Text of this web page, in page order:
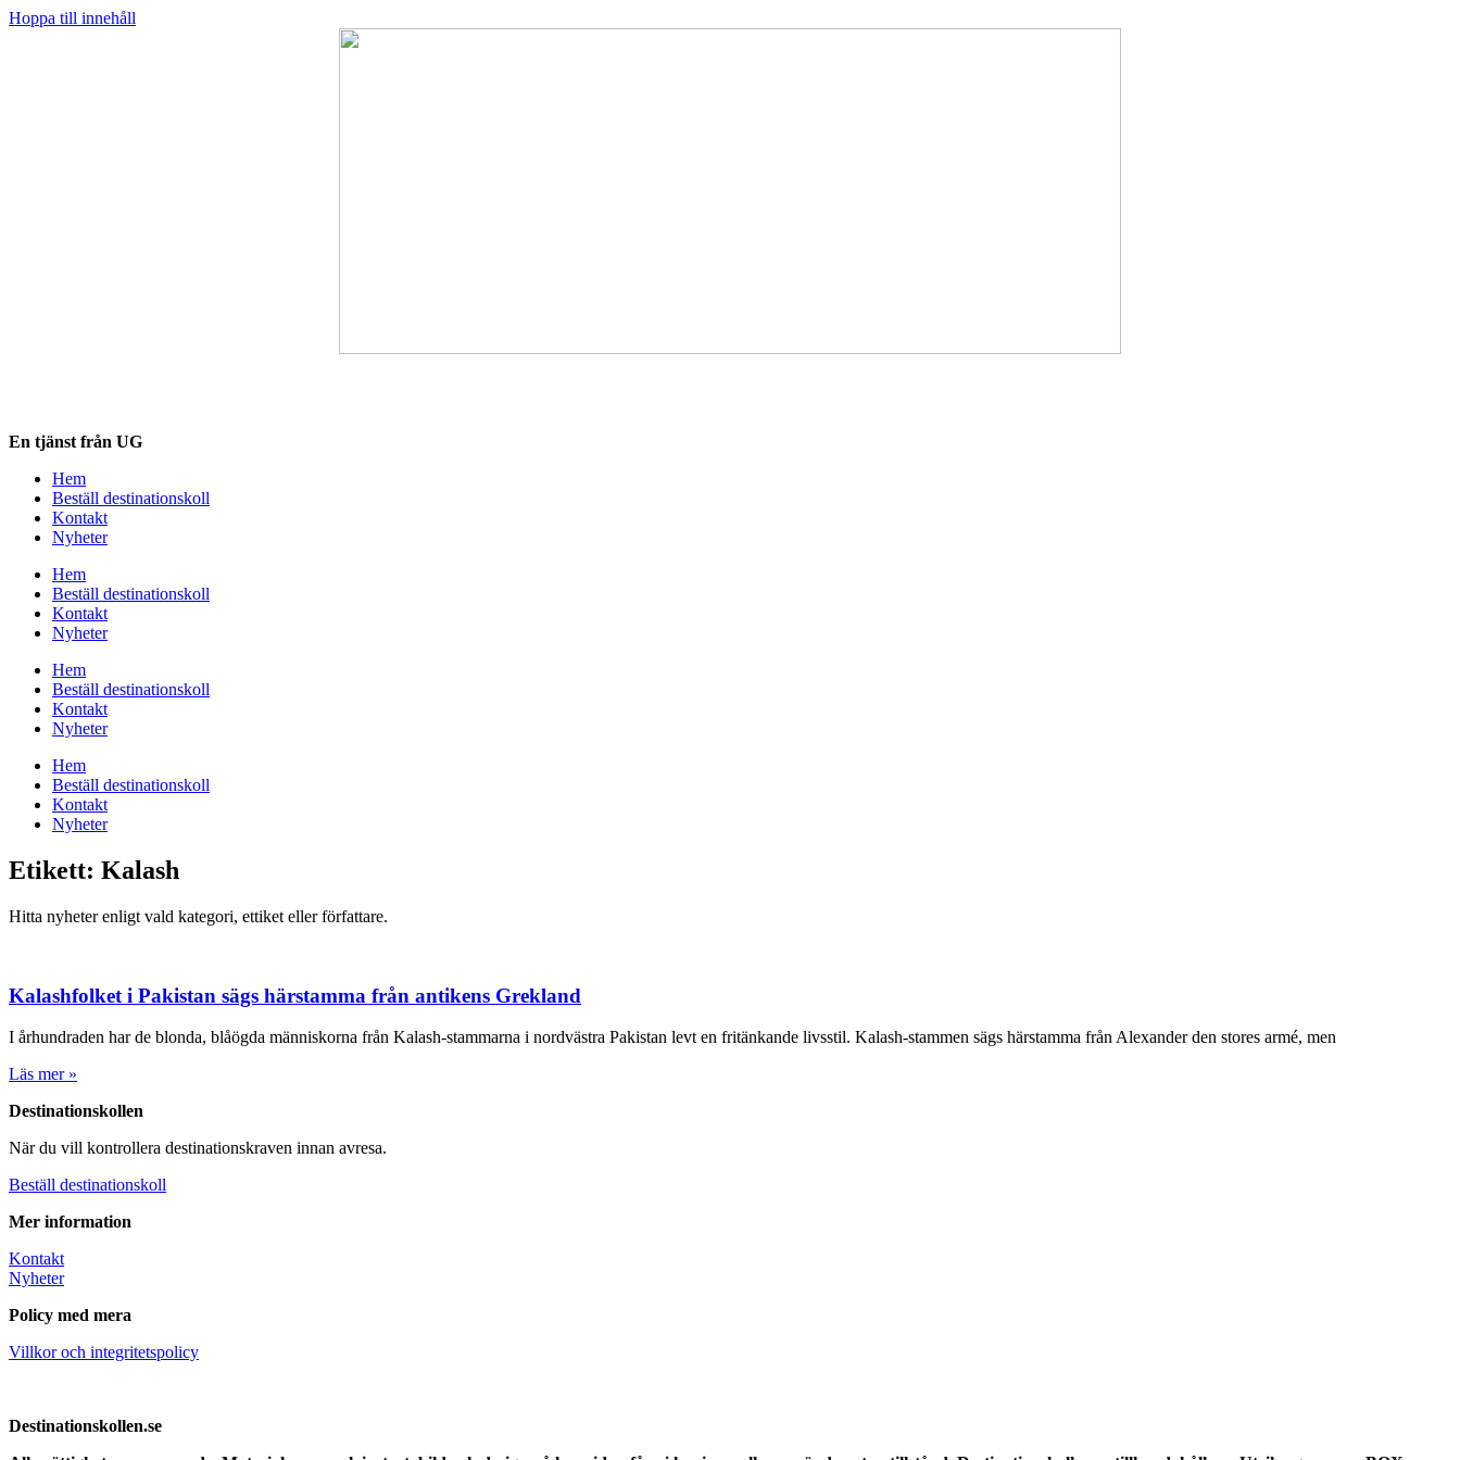
Hoppa till innehåll
En tjänst från UG
Hem
Beställ destinationskoll
Kontakt
Nyheter
Hem
Beställ destinationskoll
Kontakt
Nyheter
Hem
Beställ destinationskoll
Kontakt
Nyheter
Hem
Beställ destinationskoll
Kontakt
Nyheter
Etikett: Kalash
Hitta nyheter enligt vald kategori, ettiket eller författare.
Kalashfolket i Pakistan sägs härstamma från antikens Grekland
I århundraden har de blonda, blåögda människorna från Kalash-stammarna i nordvästra Pakistan levt en fritänkande livsstil. Kalash-stammen sägs härstamma från Alexander den stores armé, men
Läs mer »
Destinationskollen
När du vill kontrollera destinationskraven innan avresa.
Beställ destinationskoll
Mer information
Kontakt
Nyheter
Policy med mera
Villkor och integritetspolicy
Destinationskollen.se